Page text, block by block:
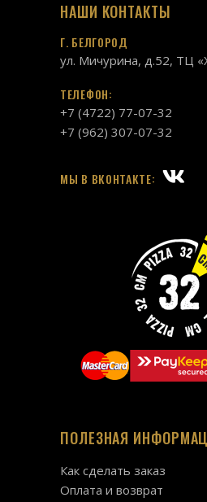
НАШИ КОНТАКТЫ
Г. БЕЛГОРОД
ул. Мичурина, д.52, ТЦ
ТЕЛЕФОН:
+7 (4722) 77-07-32
+7 (962) 307-07-32
МЫ В ВКОНТАКТЕ:
ПОЛЕЗНАЯ
Как сделать заказ
Оплата и возврат